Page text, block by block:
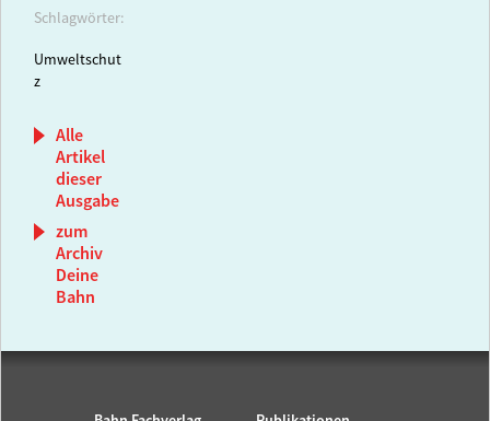
Schlagwörter:
Umweltschut
z
Alle
Artikel
dieser
Ausgabe
zum
Archiv
Deine
Bahn